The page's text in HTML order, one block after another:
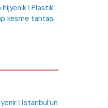
hijyenik I Plastik
kesme tahtası
I İstanbul’un